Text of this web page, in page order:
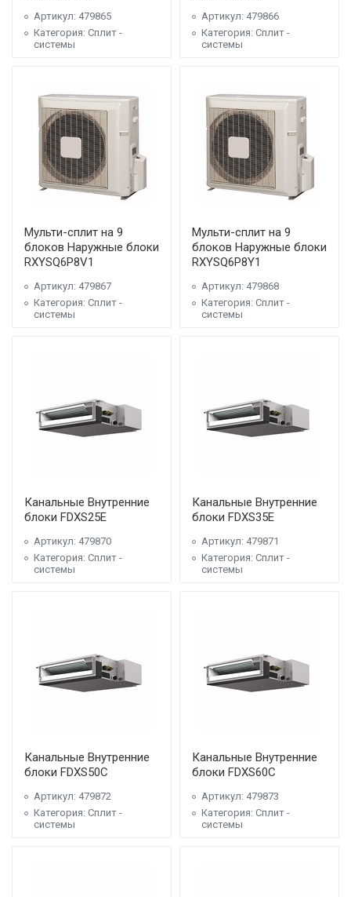
Артикул: 479865
Категория: Сплит -
системы
Артикул: 479866
Категория: Сплит -
системы
Мульти-сплит на 9
блоков Наружные блоки
RXYSQ6P8V1
Артикул: 479867
Категория: Сплит -
системы
Мульти-сплит на 9
блоков Наружные блоки
RXYSQ6P8Y1
Артикул: 479868
Категория: Сплит -
системы
Канальные Внутренние
блоки FDXS25E
Артикул: 479870
Категория: Сплит -
системы
Канальные Внутренние
блоки FDXS35E
Артикул: 479871
Категория: Сплит -
системы
Канальные Внутренние
блоки FDXS50C
Артикул: 479872
Категория: Сплит -
системы
Канальные Внутренние
блоки FDXS60C
Артикул: 479873
Категория: Сплит -
системы